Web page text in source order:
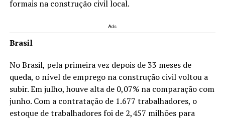
formais na construção civil local.
Ads
Brasil
No Brasil, pela primeira vez depois de 33 meses de
queda, o nível de emprego na construção civil voltou a
subir. Em julho, houve alta de 0,07% na comparação com
junho. Com a contratação de 1.677 trabalhadores, o
estoque de trabalhadores foi de 2,457 milhões para